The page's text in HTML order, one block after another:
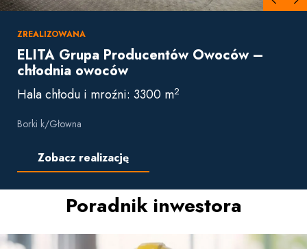
ZREALIZOWANA
ELITA Grupa Producentów Owoców –
chłodnia owoców
Hala chłodu i mroźni: 3300 m2
Borki k/Głowna
Zobacz realizację
Poradnik inwestora